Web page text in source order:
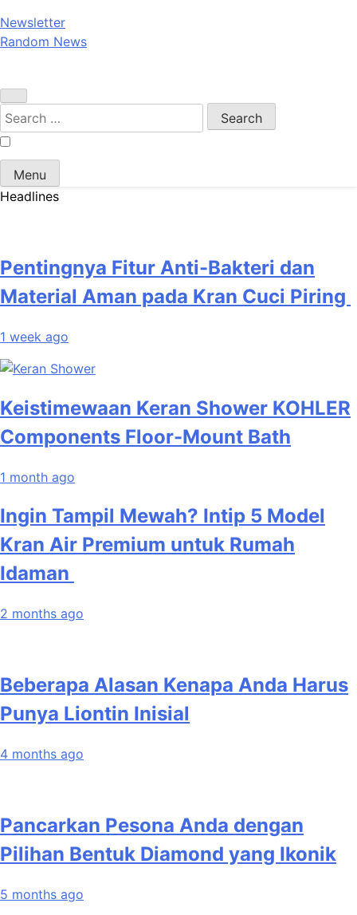
Newsletter
Random News
Search
for:
Menu
Headlines
Pentingnya Fitur Anti-Bakteri dan
Material Aman pada Kran Cuci Piring
1 week ago
Keistimewaan Keran Shower KOHLER
Components Floor-Mount Bath
1 month ago
Ingin Tampil Mewah? Intip 5 Model
Kran Air Premium untuk Rumah
Idaman
2 months ago
Beberapa Alasan Kenapa Anda Harus
Punya Liontin Inisial
4 months ago
Pancarkan Pesona Anda dengan
Pilihan Bentuk Diamond yang Ikonik
5 months ago